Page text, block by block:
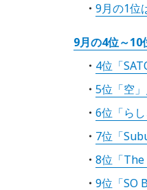
9月の1位
9月の4位～10
4位「
5位「空
6位「ら
7位「
8位「The
9位「SO